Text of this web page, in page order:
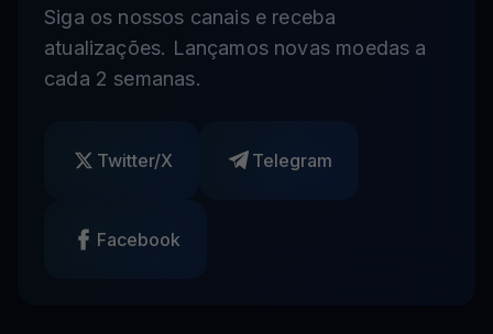
Siga os nossos canais e receba
atualizações. Lançamos novas moedas a
cada 2 semanas.
Twitter/X Telegram
Facebook